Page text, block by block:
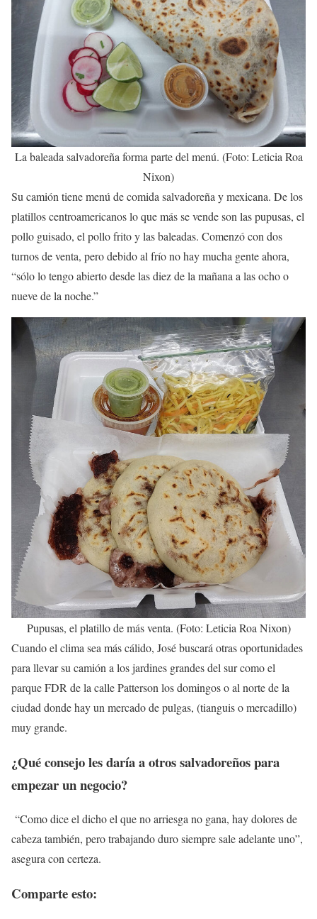
La baleada salvadoreña forma parte del menú. (Foto: Leticia Roa
Nixon)
Su camión tiene menú de comida salvadoreña y mexicana. De los
platillos centroamericanos lo que más se vende son las pupusas, el
pollo guisado, el pollo frito y las baleadas. Comenzó con dos
turnos de venta, pero debido al frío no hay mucha gente ahora,
“sólo lo tengo abierto desde las diez de la mañana a las ocho o
nueve de la noche.”
Pupusas, el platillo de más venta. (Foto: Leticia Roa Nixon)
Cuando el clima sea más cálido, José buscará otras oportunidades
para llevar su camión a los jardines grandes del sur como el
parque FDR de la calle Patterson los domingos o al norte de la
ciudad donde hay un mercado de pulgas, (tianguis o mercadillo)
muy grande.
¿Qué consejo les daría a otros salvadoreños para
empezar un negocio?
“Como dice el dicho el que no arriesga no gana, hay dolores de
cabeza también, pero trabajando duro siempre sale adelante uno”,
asegura con certeza.
Comparte esto: